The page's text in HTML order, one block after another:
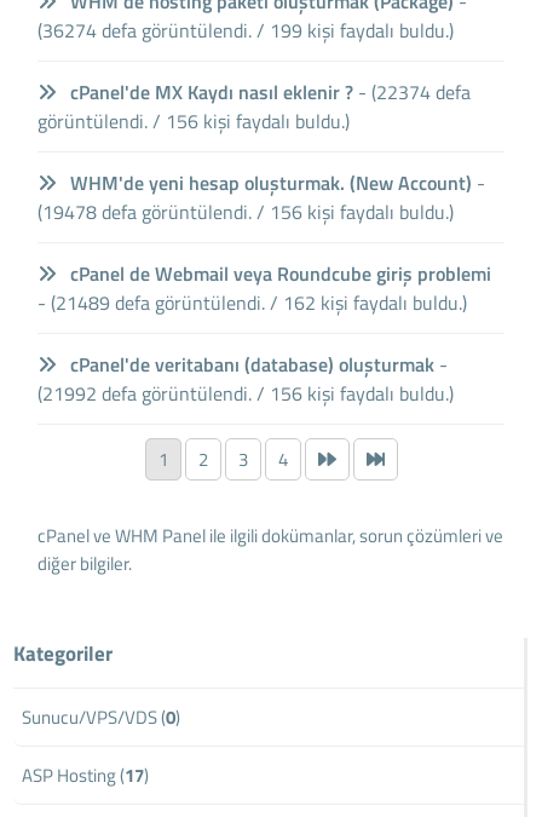
(36274 defa görüntülendi. / 199 kişi faydalı buldu.)
cPanel'de MX Kaydı nasıl eklenir ? - (22374 defa
görüntülendi. / 156 kişi faydalı buldu.)
WHM'de yeni hesap oluşturmak. (New Account) -
(19478 defa görüntülendi. / 156 kişi faydalı buldu.)
cPanel de Webmail veya Roundcube giriş problemi
- (21489 defa görüntülendi. / 162 kişi faydalı buldu.)
cPanel'de veritabanı (database) oluşturmak -
(21992 defa görüntülendi. / 156 kişi faydalı buldu.)
1 2 3 4
cPanel ve WHM Panel ile ilgili dokümanlar, sorun çözümleri ve
diğer bilgiler.
Kategoriler
Sunucu/VPS/VDS (0)
ASP Hosting (17)